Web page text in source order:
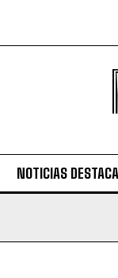
NOTICIAS